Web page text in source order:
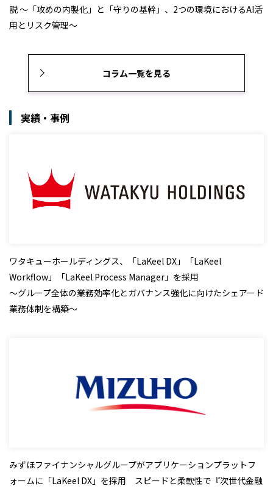
説 ～「攻めの内製化」と「守りの基幹」、2つの環境におけるAI活
用とリスク管理～
コラム一覧を見る
実績・事例
ワタキューホールディングス、「LaKeel DX」「LaKeel
Workflow」「LaKeel Process Manager」を採用
～グループ全体の業務効率化とガバナンス強化に向けたシェアード
業務体制を構築～
みずほファイナンシャルグループがアプリケーションプラットフ
ォームに「LaKeel DX」を採用 スピードと柔軟性で『次世代金融